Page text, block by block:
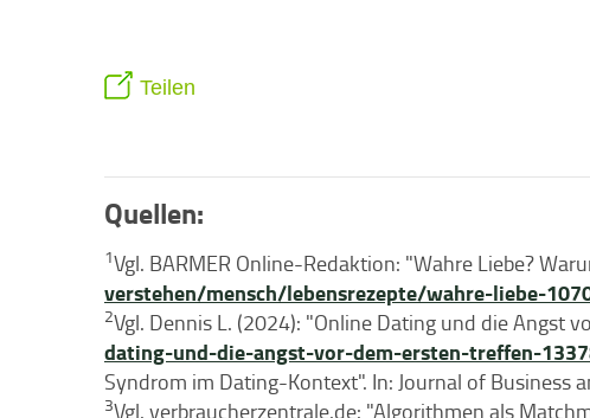
Teilen
Quellen:
1Vgl. BARMER Online-Redaktion: "Wahre Liebe?
verstehen/mensch/lebensrezepte/wahre-liebe-
2Vgl. Dennis L. (2024): "Online Dating und die Angst
dating-und-die-angst-vor-dem-ersten-treffen-
Syndrom im Dating-Kontext". In: Journal of Business
3Vgl. verbraucherzentrale.de: "Algorithmen als